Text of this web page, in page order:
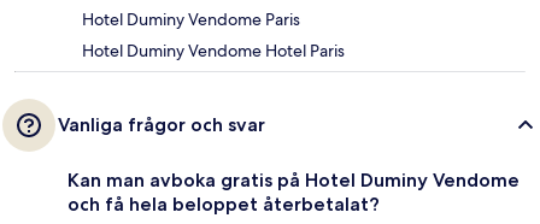
Hotel Duminy Vendome Paris
Hotel Duminy Vendome Hotel Paris
Vanliga frågor och svar
Kan man avboka gratis på Hotel Duminy Vendome
och få hela beloppet återbetalat?